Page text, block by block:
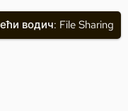
водич: File Sharing